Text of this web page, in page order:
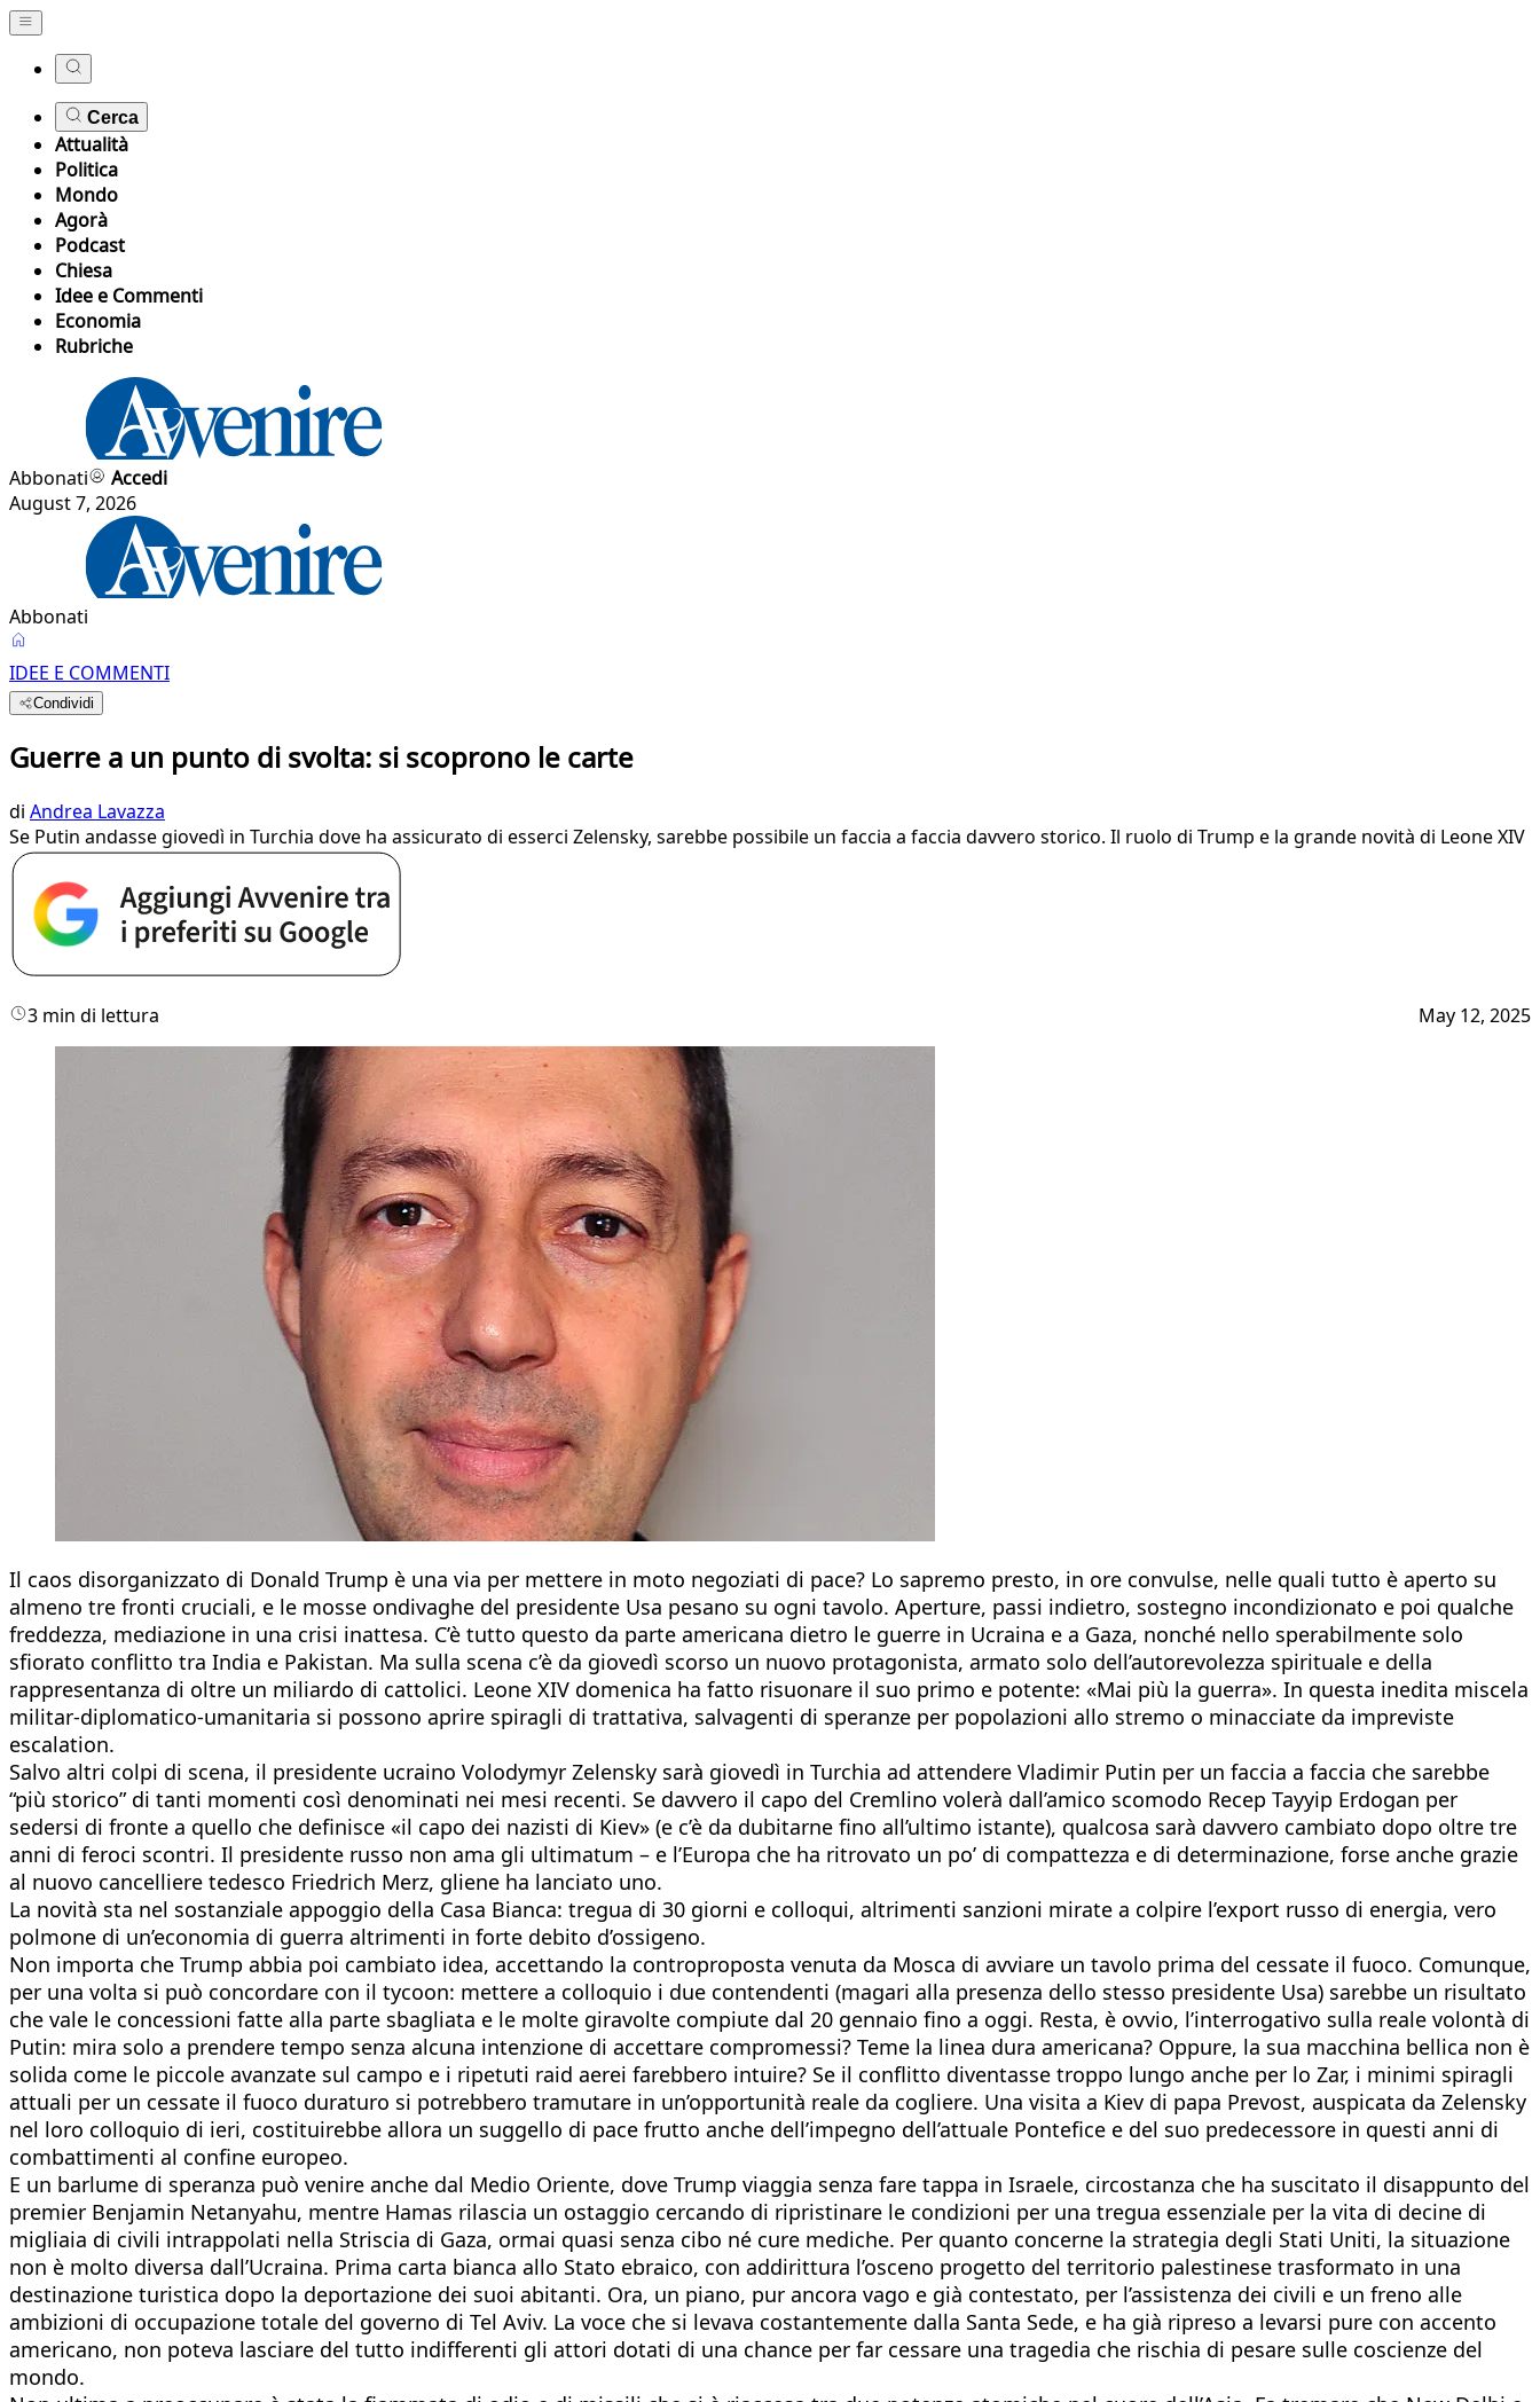
Cerca
Attualità
Politica
Mondo
Agorà
Podcast
Chiesa
Idee e Commenti
Economia
Rubriche
Abbonati
Accedi
August 7, 2026
Abbonati
IDEE E COMMENTI
Condividi
Guerre a un punto di svolta: si scoprono le carte
di Andrea Lavazza
Se Putin andasse giovedì in Turchia dove ha assicurato di esserci Zelensky, sarebbe possibile un faccia a faccia davvero storico. Il ruolo di Trump e la grande novità di Leone XIV
3 min di lettura May 12, 2025
Il caos disorganizzato di Donald Trump è una via per mettere in moto negoziati di pace? Lo sapremo presto, in ore convulse, nelle quali tutto è aperto su
almeno tre fronti cruciali, e le mosse ondivaghe del presidente Usa pesano su ogni tavolo. Aperture, passi indietro, sostegno incondizionato e poi qualche
freddezza, mediazione in una crisi inattesa. C’è tutto questo da parte americana dietro le guerre in Ucraina e a Gaza, nonché nello sperabilmente solo
sfiorato conflitto tra India e Pakistan. Ma sulla scena c’è da giovedì scorso un nuovo protagonista, armato solo dell’autorevolezza spirituale e della
rappresentanza di oltre un miliardo di cattolici. Leone XIV domenica ha fatto risuonare il suo primo e potente: «Mai più la guerra». In questa inedita miscela
militar-diplomatico-umanitaria si possono aprire spiragli di trattativa, salvagenti di speranze per popolazioni allo stremo o minacciate da impreviste
escalation.
Salvo altri colpi di scena, il presidente ucraino Volodymyr Zelensky sarà giovedì in Turchia ad attendere Vladimir Putin per un faccia a faccia che sarebbe
“più storico” di tanti momenti così denominati nei mesi recenti. Se davvero il capo del Cremlino volerà dall’amico scomodo Recep Tayyip Erdogan per
sedersi di fronte a quello che definisce «il capo dei nazisti di Kiev» (e c’è da dubitarne fino all’ultimo istante), qualcosa sarà davvero cambiato dopo oltre tre
anni di feroci scontri. Il presidente russo non ama gli ultimatum – e l’Europa che ha ritrovato un po’ di compattezza e di determinazione, forse anche grazie
al nuovo cancelliere tedesco Friedrich Merz, gliene ha lanciato uno.
La novità sta nel sostanziale appoggio della Casa Bianca: tregua di 30 giorni e colloqui, altrimenti sanzioni mirate a colpire l’export russo di energia, vero
polmone di un’economia di guerra altrimenti in forte debito d’ossigeno.
Non importa che Trump abbia poi cambiato idea, accettando la controproposta venuta da Mosca di avviare un tavolo prima del cessate il fuoco. Comunque,
per una volta si può concordare con il tycoon: mettere a colloquio i due contendenti (magari alla presenza dello stesso presidente Usa) sarebbe un risultato
che vale le concessioni fatte alla parte sbagliata e le molte giravolte compiute dal 20 gennaio fino a oggi. Resta, è ovvio, l’interrogativo sulla reale volontà di
Putin: mira solo a prendere tempo senza alcuna intenzione di accettare compromessi? Teme la linea dura americana? Oppure, la sua macchina bellica non è
solida come le piccole avanzate sul campo e i ripetuti raid aerei farebbero intuire? Se il conflitto diventasse troppo lungo anche per lo Zar, i minimi spiragli
attuali per un cessate il fuoco duraturo si potrebbero tramutare in un’opportunità reale da cogliere. Una visita a Kiev di papa Prevost, auspicata da Zelensky
nel loro colloquio di ieri, costituirebbe allora un suggello di pace frutto anche dell’impegno dell’attuale Pontefice e del suo predecessore in questi anni di
combattimenti al confine europeo.
E un barlume di speranza può venire anche dal Medio Oriente, dove Trump viaggia senza fare tappa in Israele, circostanza che ha suscitato il disappunto del
premier Benjamin Netanyahu, mentre Hamas rilascia un ostaggio cercando di ripristinare le condizioni per una tregua essenziale per la vita di decine di
migliaia di civili intrappolati nella Striscia di Gaza, ormai quasi senza cibo né cure mediche. Per quanto concerne la strategia degli Stati Uniti, la situazione
non è molto diversa dall’Ucraina. Prima carta bianca allo Stato ebraico, con addirittura l’osceno progetto del territorio palestinese trasformato in una
destinazione turistica dopo la deportazione dei suoi abitanti. Ora, un piano, pur ancora vago e già contestato, per l’assistenza dei civili e un freno alle
ambizioni di occupazione totale del governo di Tel Aviv. La voce che si levava costantemente dalla Santa Sede, e ha già ripreso a levarsi pure con accento
americano, non poteva lasciare del tutto indifferenti gli attori dotati di una chance per far cessare una tragedia che rischia di pesare sulle coscienze del
mondo.